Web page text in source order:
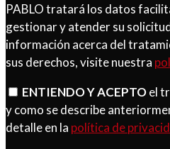
PABLO tratará los datos
gestionar y atender su
información acerca del
sus derechos, visite nuestra
ENTIENDO Y ACEPTOel
y como se describe
detalle en la política de